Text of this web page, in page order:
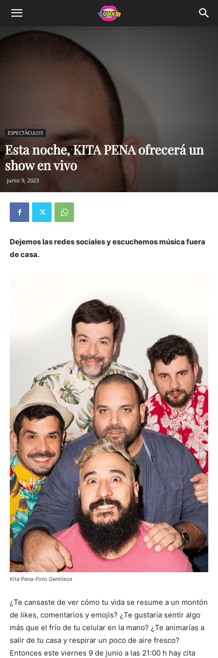
ESPECTÁCULOS
Esta noche, KITA PENA ofrecerá un
show en vivo
junio 9, 2023
Dejemos las redes sociales y escuchemos música fuera
de casa.
Kita Pena-Foto Gentileza
¿Te cansaste de ver cómo tu vida se resume a un montón
de likes, comentarios y emojis? ¿Te gustaría sentir algo
más que el frío de tu celular en la mano? ¿Te animarías a
salir de tu casa y respirar un poco de aire fresco?
Entonces este viernes 9 de junio a las 21:00 h hay cita